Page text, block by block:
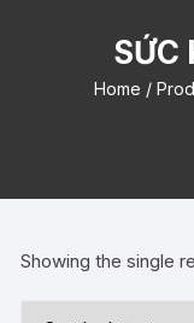
SỨC
Home /
Showing the single